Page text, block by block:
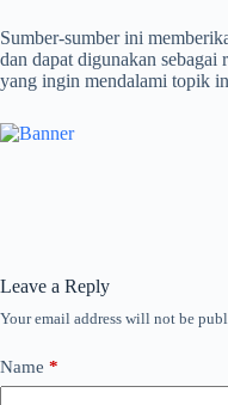
Sumber-sumber ini
dan dapat digunakan
yang ingin mendalami topik
Leave a Reply
Your email address will not be
Name *